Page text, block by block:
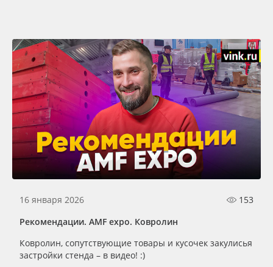
16 января 2026
153
Рекомендации. AMF expo. Ковролин
Ковролин, сопутствующие товары и кусочек закулисья
застройки стенда – в видео! :)